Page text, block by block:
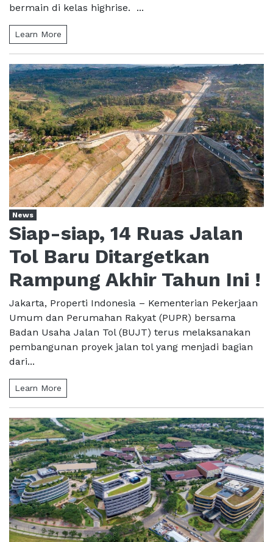
bermain di kelas highrise. ...
Learn More
News
Siap-siap, 14 Ruas Jalan
Tol Baru Ditargetkan
Rampung Akhir Tahun Ini !
Jakarta, Properti Indonesia – Kementerian Pekerjaan
Umum dan Perumahan Rakyat (PUPR) bersama
Badan Usaha Jalan Tol (BUJT) terus melaksanakan
pembangunan proyek jalan tol yang menjadi bagian
dari...
Learn More